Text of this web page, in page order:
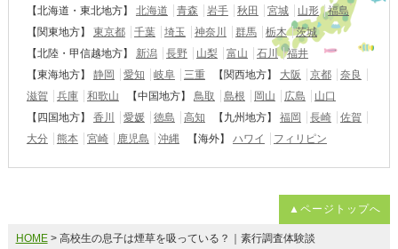
【北海道・東北地方】 北海道 青森 岩手 秋田 宮城 山形
福島
【関東地方】
東京都 千葉 埼玉 神奈川 群馬 栃木
茨城
【北陸・甲信越地方】
新潟 長野 山梨 富山 石川
福井
【東海地方】
静岡 愛知 岐阜 三重 【関西地方】 大阪 京都
奈良
滋賀
兵庫 和歌山 【中国地方】 鳥取 島根 岡山 広島
山口
【四国地方】
香川 愛媛 徳島 高知 【九州地方】 福岡 長崎
佐賀
大分
熊本 宮崎 鹿児島 沖縄 【海外】 ハワイ フィリピン
▲ページトップへ
HOME> 高校生の息子は煙草を吸っている？｜素行調査体験談